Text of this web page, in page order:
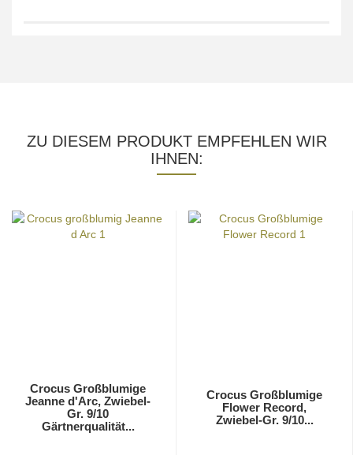
ZU DIESEM PRODUKT EMPFEHLEN WIR
IHNEN:
Crocus Großblumige
Jeanne d'Arc, Zwiebel-
Gr. 9/10
Gärtnerqualität...
Crocus Großblumige
Flower Record,
Zwiebel-Gr. 9/10...